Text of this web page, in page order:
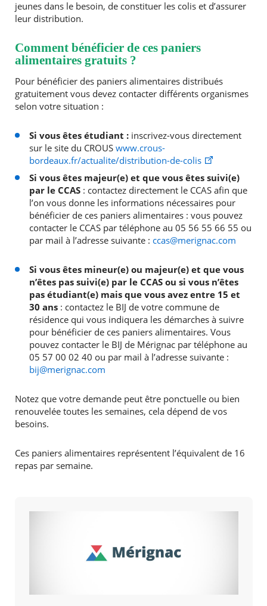
jeunes dans le besoin, de constituer les colis et d’assurer
leur distribution.
Comment bénéficier de ces paniers
alimentaires gratuits ?
Pour bénéficier des paniers alimentaires distribués
gratuitement vous devez contacter différents organismes
selon votre situation :
Si vous êtes étudiant :inscrivez-vous directement
sur le site du CROUSwww.crous-
bordeaux.fr/actualite/distribution-de-colis
Si vous êtes majeur(e) et que vous êtes suivi(e)
par le CCAS: contactez directement le CCAS afin que
l’on vous donne les informations nécessaires pour
bénéficier de ces paniers alimentaires : vous pouvez
contacter le CCAS par téléphone au 05 56 55 66 55 ou
par mail à l’adresse suivante : ccas@merignac.com
Si vous êtes mineur(e) ou majeur(e) et que vous
n’êtes pas suivi(e) par le CCAS ou si vous n’êtes
pas étudiant(e) mais que vous avez entre 15 et
30 ans: contactez le BIJ de votre commune de
résidence qui vous indiquera les démarches à suivre
pour bénéficier de ces paniers alimentaires. Vous
pouvez contacter le BIJ de Mérignac par téléphone au
05 57 00 02 40 ou par mail à l’adresse suivante :
bij@merignac.com
Notez que votre demande peut être ponctuelle ou bien
renouvelée toutes les semaines, cela dépend de vos
besoins.
Ces paniers alimentaires représentent l’équivalent de 16
repas par semaine.